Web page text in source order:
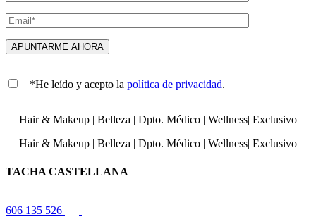
*He leído y acepto la política de privacidad.
Hair & Makeup | Belleza | Dpto. Médico | Wellness| Exclusivo
Hair & Makeup | Belleza | Dpto. Médico | Wellness| Exclusivo
TACHA CASTELLANA
606 135 526